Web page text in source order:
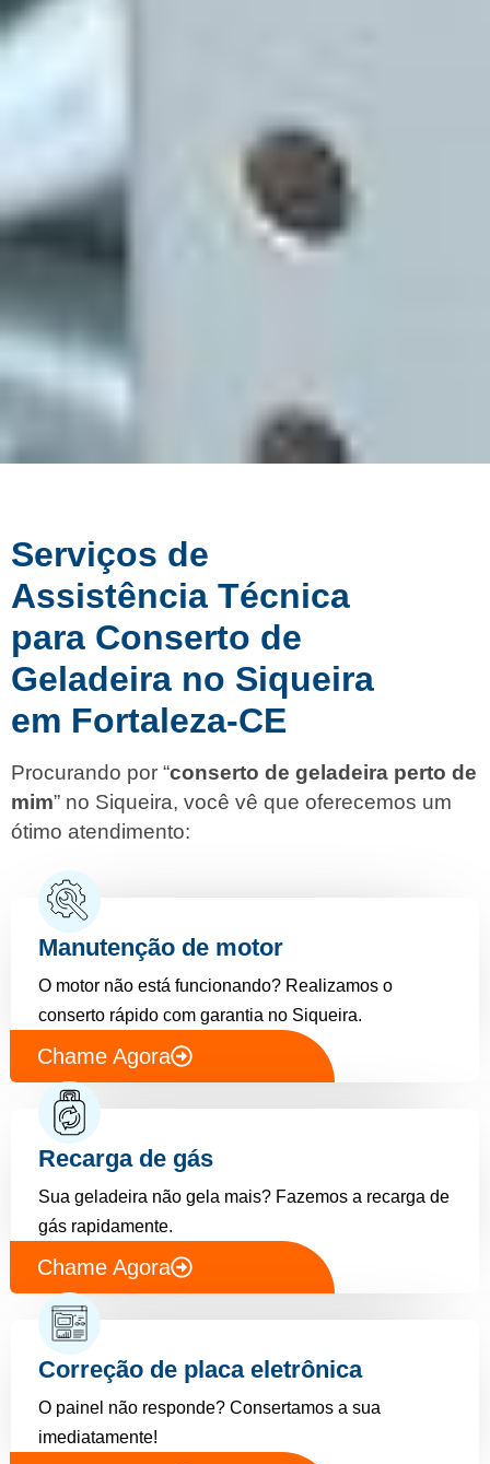
Serviços de
Assistência Técnica
para Conserto de
Geladeira no Siqueira
em Fortaleza-CE
Procurando por “conserto de geladeira perto de
mim” no Siqueira, você vê que oferecemos um
ótimo atendimento:
Manutenção de motor
O motor não está funcionando? Realizamos o
conserto rápido com garantia no Siqueira.
Chame Agora
Recarga de gás
Sua geladeira não gela mais? Fazemos a recarga de
gás rapidamente.
Chame Agora
Correção de placa eletrônica
O painel não responde? Consertamos a sua
imediatamente!